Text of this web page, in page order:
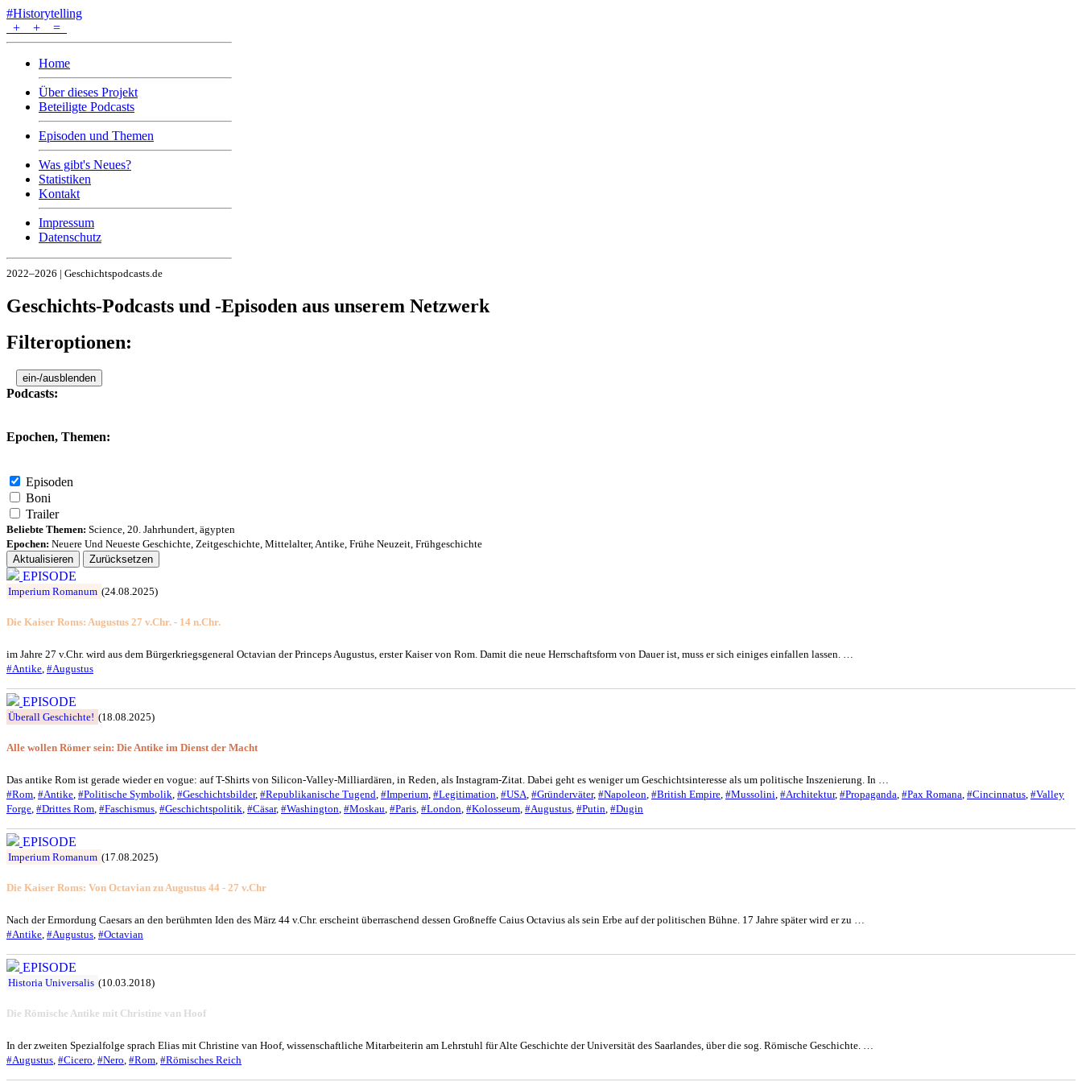
#Historytelling
+
+ =
Home
Über dieses Projekt
Beteiligte Podcasts
Episoden und Themen
Was gibt's Neues?
Statistiken
Kontakt
Impressum
Datenschutz
2022–2026 | Geschichtspodcasts.de
Geschichts-Podcasts und -Episoden aus unserem Netzwerk
Filteroptionen:
ein-/ausblenden
Podcasts:
Epochen, Themen:
Episoden
Boni
Trailer
Beliebte Themen: Science 20. Jahrhundert ägypten
Epochen: Neuere Und Neueste Geschichte Zeitgeschichte Mittelalter, Antike Frühe Neuzeit Frühgeschichte
Aktualisieren
Zurücksetzen
EPISODE
Imperium Romanum (24.08.2025)
Die Kaiser Roms: Augustus 27 v.Chr. - 14 n.Chr.
im Jahre 27 v.Chr. wird aus dem Bürgerkriegsgeneral Octavian der Princeps Augustus, erster Kaiser von Rom. Damit die neue Herrschaftsform von Dauer ist, muss er sich einiges einfallen lassen. …
#Antike, #Augustus
EPISODE
Überall Geschichte! (18.08.2025)
Alle wollen Römer sein: Die Antike im Dienst der Macht
Das antike Rom ist gerade wieder en vogue: auf T-Shirts von Silicon-Valley-Milliardären, in Reden, als Instagram-Zitat. Dabei geht es weniger um Geschichtsinteresse als um politische Inszenierung. In …
#Rom, #Antike, #Politische Symbolik, #Geschichtsbilder, #Republikanische Tugend, #Imperium, #Legitimation, #USA, #Gründerväter, #Napoleon, #British Empire, #Mussolini, #Architektur, #Propaganda, #Pax Romana, #Cincinnatus, #Valley
Forge, #Drittes Rom, #Faschismus, #Geschichtspolitik, #Cäsar, #Washington, #Moskau, #Paris, #London, #Kolosseum, #Augustus, #Putin, #Dugin
EPISODE
Imperium Romanum (17.08.2025)
Die Kaiser Roms: Von Octavian zu Augustus 44 - 27 v.Chr
Nach der Ermordung Caesars an den berühmten Iden des März 44 v.Chr. erscheint überraschend dessen Großneffe Caius Octavius als sein Erbe auf der politischen Bühne. 17 Jahre später wird er zu …
#Antike, #Augustus, #Octavian
EPISODE
Historia Universalis (10.03.2018)
Die Römische Antike mit Christine van Hoof
In der zweiten Spezialfolge sprach Elias mit Christine van Hoof, wissenschaftliche Mitarbeiterin am Lehrstuhl für Alte Geschichte der Universität des Saarlandes, über die sog. Römische Geschichte. …
#Augustus, #Cicero, #Nero, #Rom, #Römisches Reich